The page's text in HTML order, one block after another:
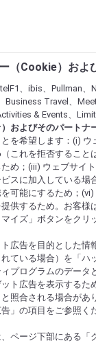
（Cookie）およ
、ibis、Pullman
Business Travel、
& Events、
）およびそのパートナ
とを希望します：(i)
これを拒否すること
め；(iii) ウェブサイ
ビスに加入している場
を可能にするため；
提供するため。お客
マイズ」ボタンをク
広告を目的とした情
れている場合）を「
プログラムのデータ
ト広告を表示するた
照合される場合があ
」の項目をご参照く
ページ下部にある「